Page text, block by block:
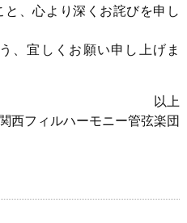
、心より深くお詫びを申し
、宜しくお願い申し上げま
以上
西フィルハーモニー管弦楽団